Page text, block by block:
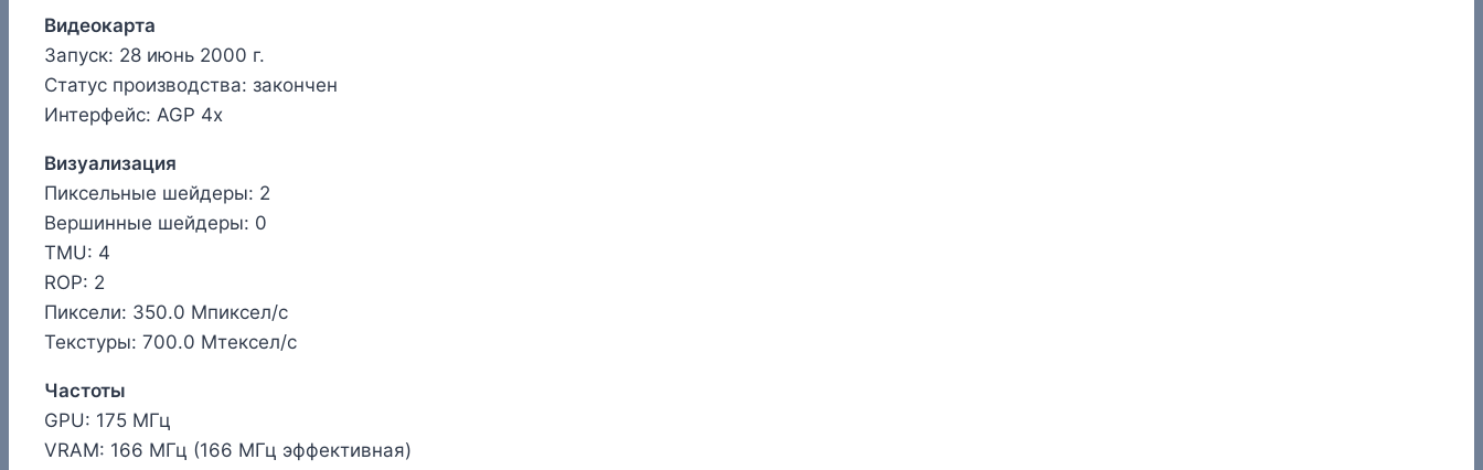
Видеокарта
Запуск: 28 июнь 2000 г.
Статус производства: закончен
Интерфейс: AGP 4x
Визуализация
Пиксельные шейдеры: 2
Вершинные шейдеры: 0
TMU: 4
ROP: 2
Пиксели: 350.0 Мпиксел/с
Текстуры: 700.0 Мтексел/с
Частоты
GPU: 175 МГц
VRAM: 166 МГц (166 МГц эффективная)